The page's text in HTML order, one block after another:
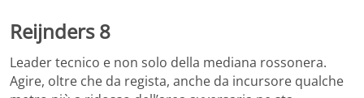
Reijnders 8
Leader tecnico e non solo della mediana rossonera.
Agire, oltre che da regista, anche da incursore qualche